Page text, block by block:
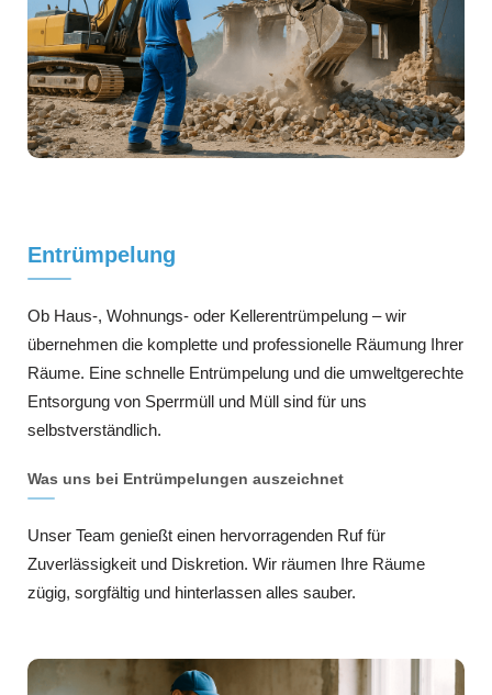
Entrümpelung
Ob Haus-, Wohnungs- oder Kellerentrümpelung – wir
übernehmen die komplette und professionelle Räumung Ihrer
Räume. Eine schnelle Entrümpelung und die umweltgerechte
Entsorgung von Sperrmüll und Müll sind für uns
selbstverständlich.
Was uns bei Entrümpelungen auszeichnet
Unser Team genießt einen hervorragenden Ruf für
Zuverlässigkeit und Diskretion. Wir räumen Ihre Räume
zügig, sorgfältig und hinterlassen alles sauber.